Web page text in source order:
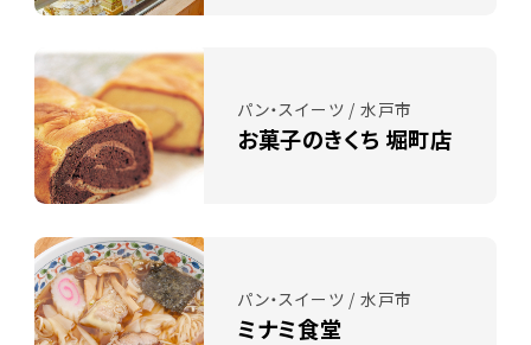
パン・スイーツ / 水戸市
お菓子のきくち 堀町店
パン・スイーツ / 水戸市
ミナミ食堂